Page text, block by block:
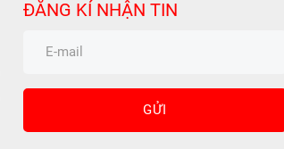
ĐĂNG KÍ NHẬN TIN
GỬI